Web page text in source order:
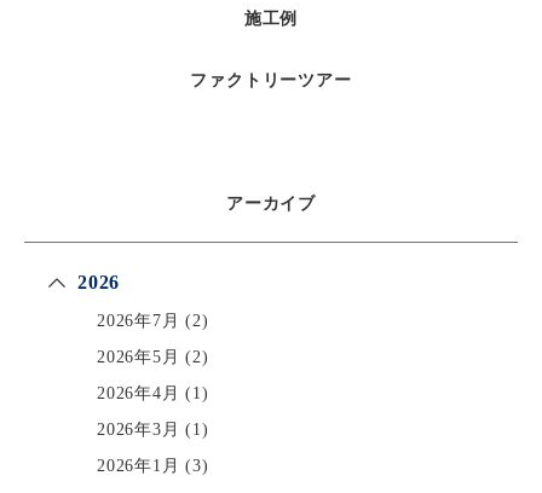
施工例
ファクトリーツアー
アーカイブ
2026
2026年7月 (2)
2026年5月 (2)
2026年4月 (1)
2026年3月 (1)
2026年1月 (3)